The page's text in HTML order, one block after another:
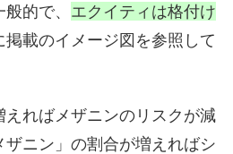
般的で、 エクイティは格付け
掲載のイメージ図を参照して
ればメザニンのリスクが減
ザニン」の割合が増えればシ